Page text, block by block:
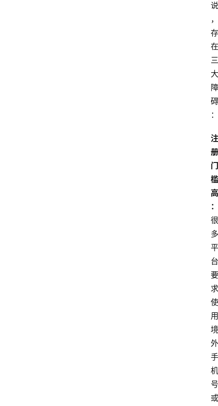
说
，
存
在
三
大
障
碍
：
注
册
门
槛
高
：
很
多
平
台
要
求
使
用
境
外
手
机
号
或